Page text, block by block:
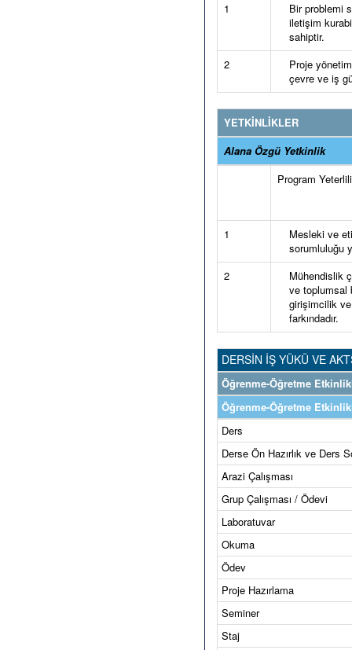
1
Bir problemi
iletişim
sahiptir.
2
Proje
çevre ve iş
YETKİNLİKLER
Alana Özgü Yetkinlik
Program
1
Mesleki ve
sorumluluğu
2
Mühendislik
ve toplumsal
girişimcilik ve
farkındadır.
DERSİN İŞ YÜKÜ VE
Öğrenme-Öğretme
Öğrenme-Öğretme
Ders
Derse Ön Hazırlık ve Ders
Arazi Çalışması
Grup Çalışması / Ödevi
Laboratuvar
Okuma
Ödev
Proje Hazırlama
Seminer
Staj